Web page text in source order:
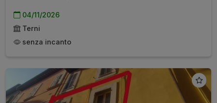
04/11/2026
Terni
senza incanto